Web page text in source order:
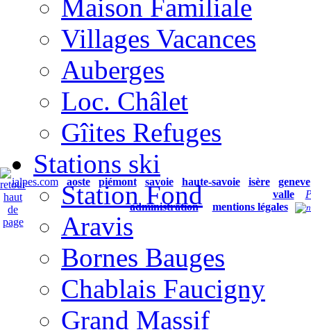
ialpes.com aoste piémont savoie haute-savoie isère
geneve
valle
administration
mentions légales
Maison Familiale
Villages Vacances
Auberges
Loc. Châlet
Gîites Refuges
Stations ski
Station Fond
Aravis
Bornes Bauges
Chablais Faucigny
Grand Massif